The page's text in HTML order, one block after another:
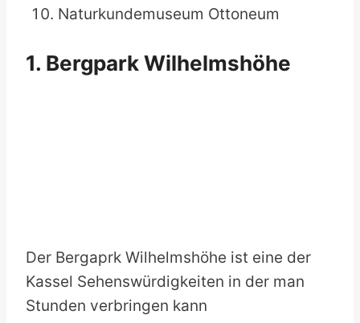
Naturkundemuseum Ottoneum
1. Bergpark Wilhelmshöhe
Der Bergaprk Wilhelmshöhe ist eine der
Kassel Sehenswürdigkeiten in der man
Stunden verbringen kann